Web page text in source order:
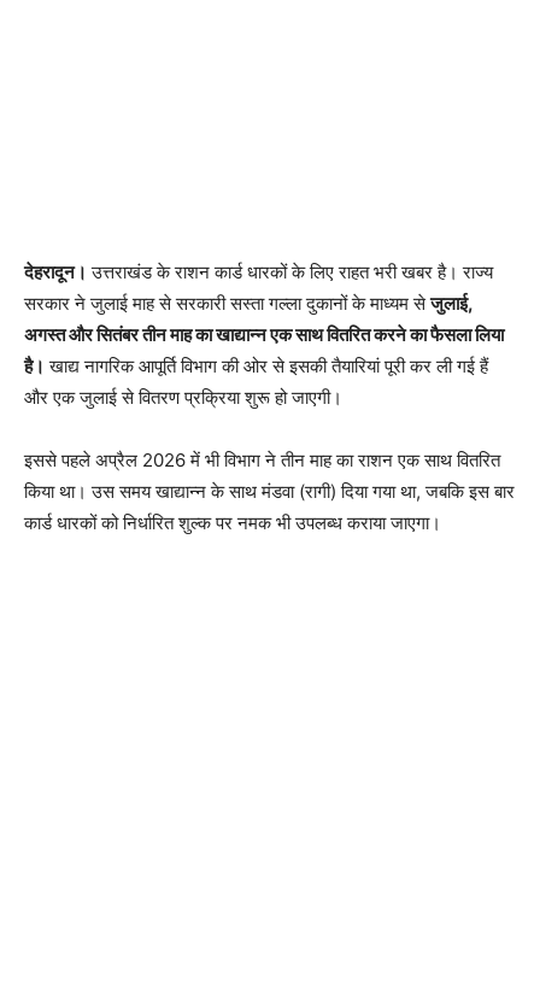
देहरादून। उत्तराखंड के राशन कार्ड धारकों के लिए राहत भरी खबर है। राज्य
सरकार ने जुलाई माह से सरकारी सस्ता गल्ला दुकानों के माध्यम सेजुलाई,
अगस्त और सितंबर तीन माह का खाद्यान्न एक साथ वितरित करने का फैसला लिया
है। खाद्य नागरिक आपूर्ति विभाग की ओर से इसकी तैयारियां पूरी कर ली गई हैं
और एक जुलाई से वितरण प्रक्रिया शुरू हो जाएगी।
इससे पहले अप्रैल 2026 में भी विभाग ने तीन माह का राशन एक साथ वितरित
किया था। उस समय खाद्यान्न के साथ मंडवा (रागी) दिया गया था, जबकि इस बार
कार्ड धारकों को निर्धारित शुल्क पर नमक भी उपलब्ध कराया जाएगा।